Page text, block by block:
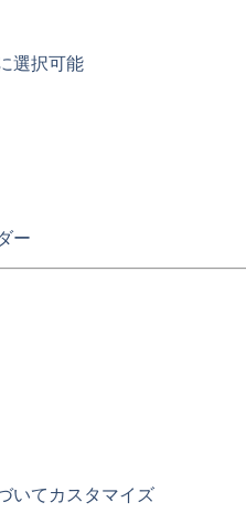
選択可能
ー
いてカスタマイズ